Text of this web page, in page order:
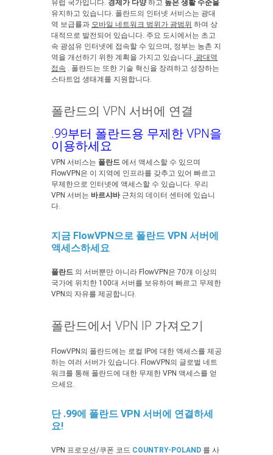
유럽 국가입니다. 경제가 다양하고 높은 생활 수준을
유지하고 있습니다. 폴란드의 인터넷 서비스는 광대
역 보급률과 모바일 네트워크 범위가 광범위 하여 상
대적으로 발전되어 있습니다. 주요 도시에서는 초고
속 광섬유 인터넷에 접속할 수 있으며, 정부는 농촌 지
역을 개선하기 위한 계획을 가지고 있습니다. 광대역
접속 . 폴란드는 또한 기술 혁신을 장려하고 성장하는
스타트업 생태계를 지원합니다.
폴란드의 VPN 서버에 연결
.99부터 폴란드용 무제한 VPN을
이용하세요
VPN 서비스는 폴란드 에서 액세스할 수 있으며
FlowVPN은 이 지역에 인프라를 갖추고 있어 빠르고
무제한으로 인터넷에 액세스할 수 있습니다. 우리
VPN 서버는 바르샤바근처의 데이터 센터에 있습니
다.
지금 FlowVPN으로 폴란드 VPN 서버에
액세스하세요
폴란드 의 서버뿐만 아니라 FlowVPN은 70개 이상의
국가에 위치한 100대 서버를 보유하여 빠르고 무제한
VPN의 자유를 제공합니다.
폴란드에서 VPN IP 가져오기
FlowVPN의 폴란드에는 로컬 IP에 대한 액세스를 제공
하는 여러 서버가 있습니다. FlowVPN의 글로벌 네트
워크를 통해 폴란드에 대한 무제한 VPN 액세스를 얻
으세요.
단 .99에 폴란드 VPN 서버에 연결하세
요!
VPN 프로모션/쿠폰 코드 COUNTRY-POLAND 를 사